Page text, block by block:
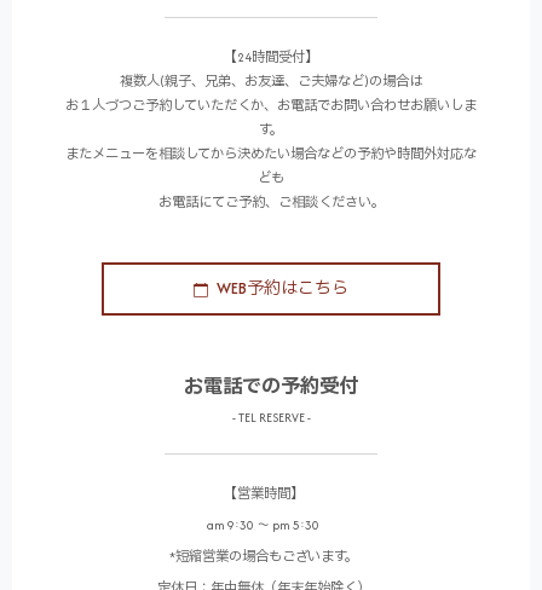
【24時間受付】
複数人(親子、兄弟、お友達、ご夫婦など)の場合は
お１人づつご予約していただくか、お電話でお問い合わせお願いしま
す。
またメニューを相談してから決めたい場合などの予約や時間外対応な
ども
お電話にてご予約、ご相談ください。
WEB予約はこちら
お電話での予約受付
- TEL RESERVE -
【営業時間】
am 9:30 〜 pm 5:30
*短縮営業の場合もございます。